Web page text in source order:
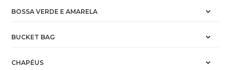
BOSSA VERDE E AMARELA
BUCKET BAG
CHAPÉUS